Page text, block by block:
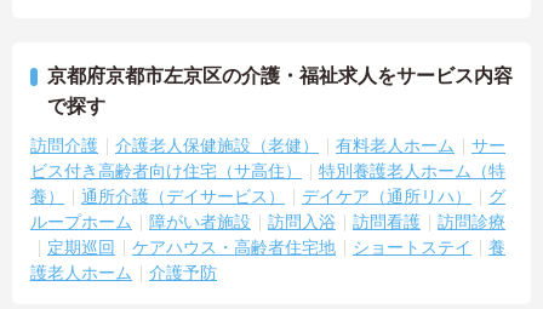
京都府京都市左京区の介護・福祉求人をサービス内容
で探す
訪問介護 介護老人保健施設（老健） 有料老人ホーム
サー
ビス付き高齢者向け住宅（サ高住）
特別養護老人ホーム（特
養）
通所介護（デイサービス） デイケア（通所リハ）
グ
ループホーム
障がい者施設 訪問入浴 訪問看護
訪問診療
定期巡回
ケアハウス・高齢者住宅地 ショートステイ
養
護老人ホーム
介護予防